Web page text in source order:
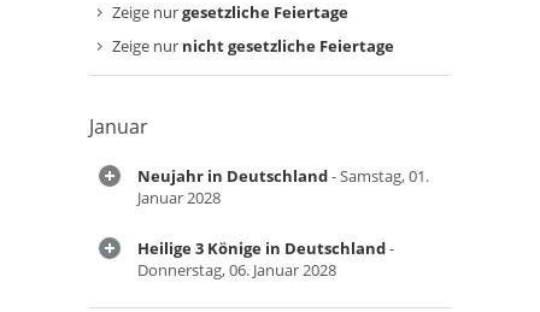
Zeige nurgesetzliche Feiertage
Zeige nur nicht gesetzliche Feiertage
Januar
Neujahr in Deutschland- Samstag, 01.
Januar 2028
Heilige 3 Könige in Deutschland-
Donnerstag, 06. Januar 2028